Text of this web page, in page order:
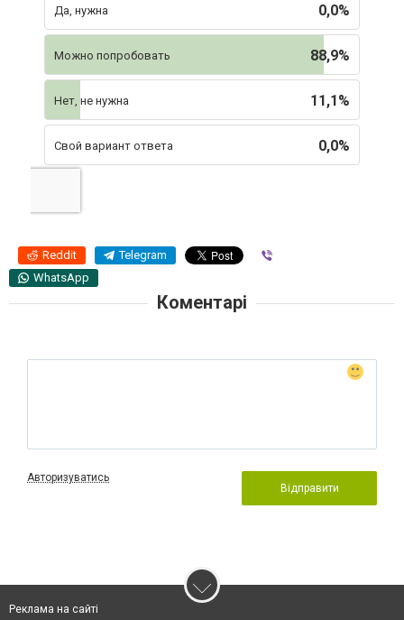
0,0%
Да, нужна
88,9%
Можно попробовать
11,1%
Нет, не нужна
0,0%
Свой вариант ответа
Reddit Telegram
WhatsApp
Коментарі
Авторизуватись
Відправити
Реклама на сайті